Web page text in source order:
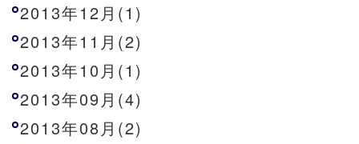
2013年12月(1)
2013年11月(2)
2013年10月(1)
2013年09月(4)
2013年08月(2)